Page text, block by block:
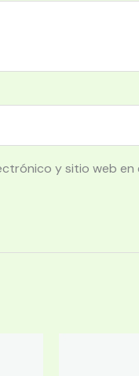
y sitio web